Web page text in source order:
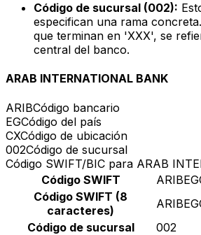
Código de sucursal (002):
especifican una rama
que terminan en 'XXX', se
central del banco.
ARAB INTERNATIONAL BANK
ARIBCódigo bancario
EGCódigo del país
CXCódigo de ubicación
002Código de sucursal
Código SWIFT/BIC para ARAB
Código SWIFT
Código SWIFT (8
caracteres)
Código de sucursal
002